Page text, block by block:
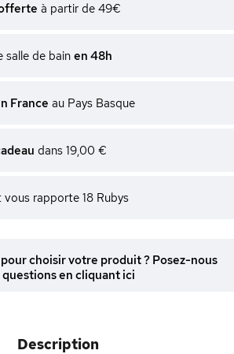
à partir de 49€
salle de bain en 48h
France au Pays Basque
dans 19,00 €
vous rapporte 18 Rubys
choisir votre produit ? Posez-nous
questions en cliquant ici
Description